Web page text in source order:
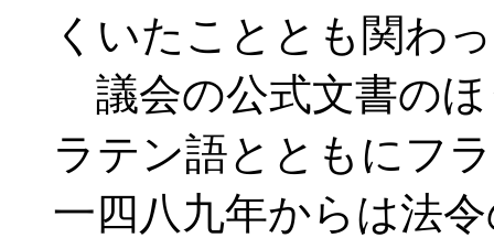
くいたこととも関わ
議会の公式文書の
ラテン語とともにフ
一四八九年からは法